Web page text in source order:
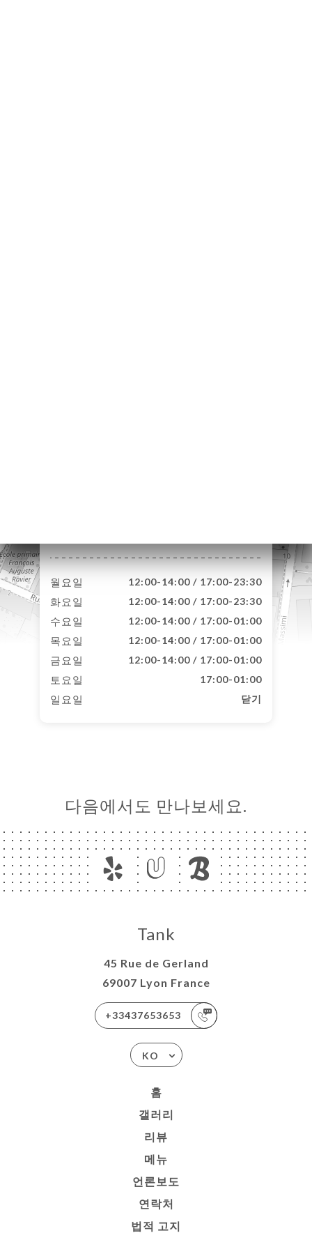
월요일 12:00-14:00 / 17:00-23:30
화요일 12:00-14:00 / 17:00-23:30
수요일 12:00-14:00 / 17:00-01:00
목요일 12:00-14:00 / 17:00-01:00
금요일 12:00-14:00 / 17:00-01:00
토요일 17:00-01:00
일요일 닫기
다음에서도 만나보세요.
Tank
45 Rue de Gerland
69007 Lyon France
+33437653653
KO
홈
갤러리
리뷰
메뉴
언론보도
연락처
법적 고지